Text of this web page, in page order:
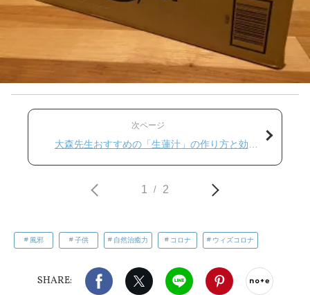
次ページ
大森先生おすすめの「生蓮汁」の作り方と効能
1 / 2
風邪 子供 自然治癒力 コロナ ウィズコロナ
SHARE:
Facebook X（旧twitter）
LINE Pinterest